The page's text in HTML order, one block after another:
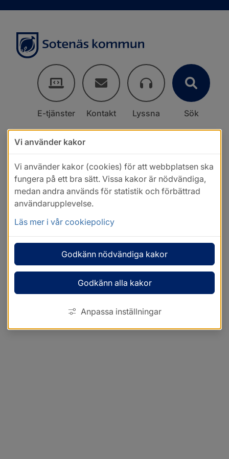
E-tjänster Kontakt Lyssna Sök
Vi använder kakor
Vi använder kakor (cookies) för att webbplatsen ska
fungera på ett bra sätt. Vissa kakor är nödvändiga,
medan andra används för statistik och förbättrad
användarupplevelse.
Läs mer i vår cookiepolicy
Godkänn nödvändiga kakor
Godkänn alla kakor
Anpassa inställningar